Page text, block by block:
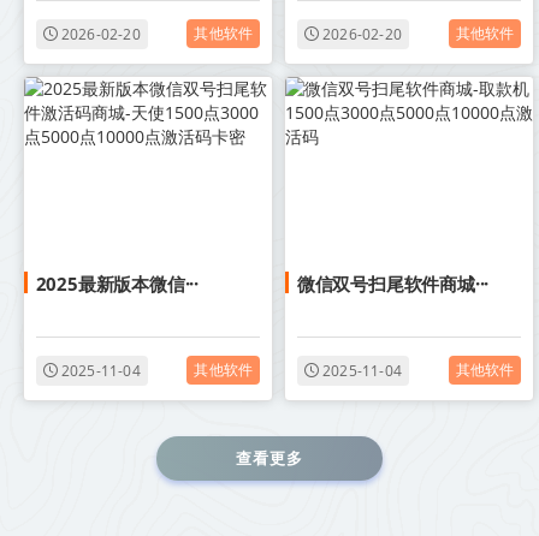
2026-02-20 其他软件 2026-02-20 其他软件
2025最新版本微信···
2025-11-04 其他软件
微信双号扫尾软件商城···
2025-11-04 其他软件
查看更多